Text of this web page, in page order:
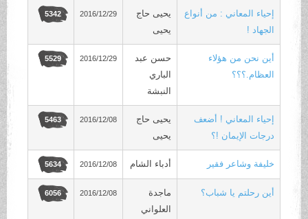
إحياء المعاني : من أنواع
الجهاد !
يحيى حاج
يحيى
2016/12/29
5342
أين نحن من هؤلاء
العظام.؟؟؟
حسن عبد
الباري
النبشة
2016/12/29
5529
إحياء المعاني ! أضعف
درجات الإيمان !؟
يحيى حاج
يحيى
2016/12/08
5463
خليفة وشاعر فقير أدباء الشام 2016/12/08
5634
أين رحلتم يا شباب؟
ماجدة
العلواني
2016/12/08
6056